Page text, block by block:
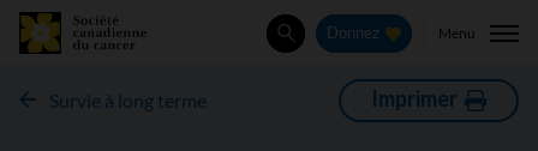
Rechercher
Donnez Menu
Survie à long terme Imprimer